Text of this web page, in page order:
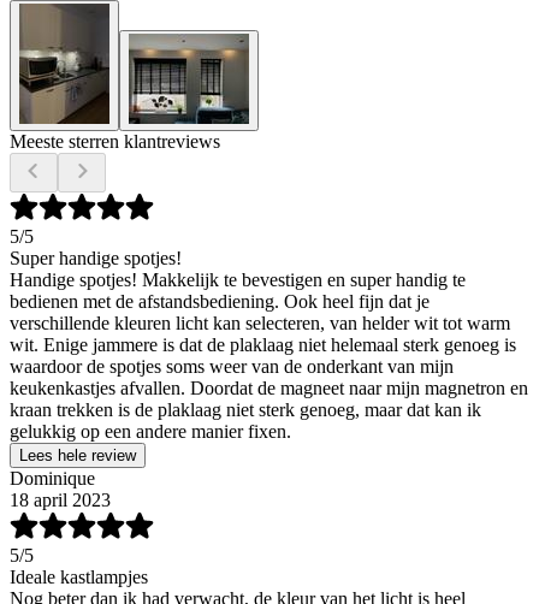
Meeste sterren klantreviews
5/5
Super handige spotjes!
Handige spotjes! Makkelijk te bevestigen en super handig te
bedienen met de afstandsbediening. Ook heel fijn dat je
verschillende kleuren licht kan selecteren, van helder wit tot warm
wit. Enige jammere is dat de plaklaag niet helemaal sterk genoeg is
waardoor de spotjes soms weer van de onderkant van mijn
keukenkastjes afvallen. Doordat de magneet naar mijn magnetron en
kraan trekken is de plaklaag niet sterk genoeg, maar dat kan ik
gelukkig op een andere manier fixen.
Lees hele review
Dominique
18 april 2023
5/5
Ideale kastlampjes
Nog beter dan ik had verwacht, de kleur van het licht is heel